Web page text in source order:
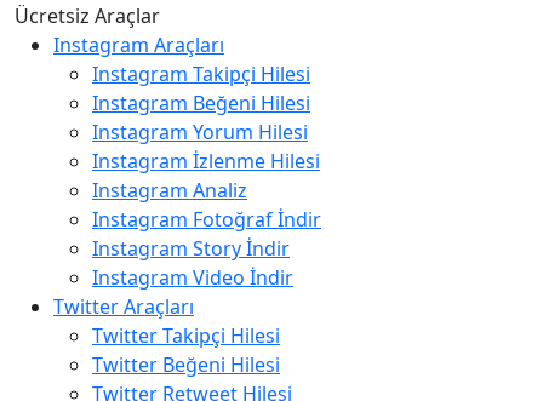
Ücretsiz Araçlar
Instagram Araçları
Instagram Takipçi Hilesi
Instagram Beğeni Hilesi
Instagram Yorum Hilesi
Instagram İzlenme Hilesi
Instagram Analiz
Instagram Fotoğraf İndir
Instagram Story İndir
Instagram Video İndir
Twitter Araçları
Twitter Takipçi Hilesi
Twitter Beğeni Hilesi
Twitter Retweet Hilesi